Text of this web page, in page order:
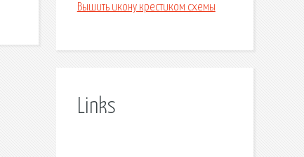
Вышить икону крестиком схемы
Links